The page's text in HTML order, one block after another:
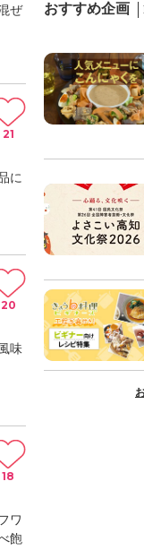
ぜ
に
21
味
20
ワ
飽
18
おすすめ企画